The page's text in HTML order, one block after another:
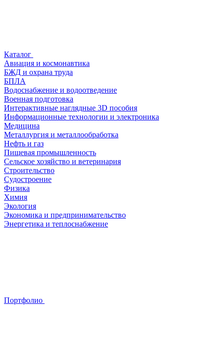
Каталог
Авиация и космонавтика
БЖД и охрана труда
БПЛА
Водоснабжение и водоотведение
Военная подготовка
Интерактивные наглядные 3D пособия
Информационные технологии и электроника
Медицина
Металлургия и металлообработка
Нефть и газ
Пищевая промышленность
Сельское хозяйство и ветеринария
Строительство
Судостроение
Физика
Химия
Экология
Экономика и предпринимательство
Энергетика и теплоснабжение
Портфолио